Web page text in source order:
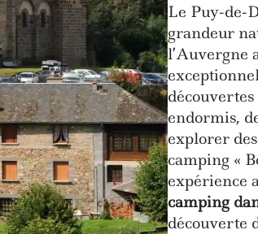
Le Puy-de-
grandeur
l’Auvergne
endormis,
explorer
camping «
expérience
camping
découverte